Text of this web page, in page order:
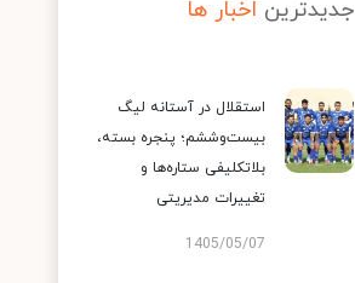
جدیدترین اخبار ها
استقلال در آستانه لیگ
بیست‌وششم؛ پنجره بسته،
بلاتکلیفی ستاره‌ها و
تغییرات مدیریتی
1405/05/07